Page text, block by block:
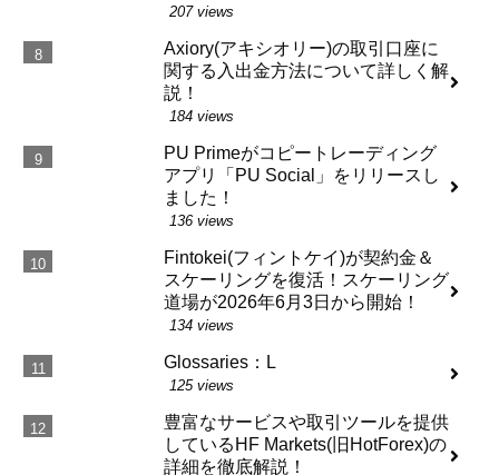
207 views
Axiory(アキシオリー)の取引口座に
関する入出金方法について詳しく解
説！
184 views
PU Primeがコピートレーディング
アプリ「PU Social」をリリースし
ました！
136 views
Fintokei(フィントケイ)が契約金＆
スケーリングを復活！スケーリング
道場が2026年6月3日から開始！
134 views
Glossaries：L
125 views
豊富なサービスや取引ツールを提供
しているHF Markets(旧HotForex)の
詳細を徹底解説！